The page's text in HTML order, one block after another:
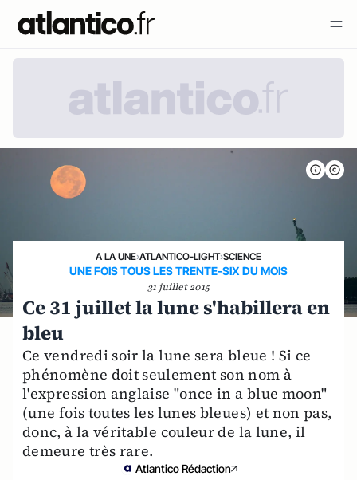
A LA UNE›ATLANTICO-LIGHT›SCIENCE
UNE FOIS TOUS LES TRENTE-SIX DU MOIS
31 juillet 2015
Ce 31 juillet la lune s'habillera en
bleu
Ce vendredi soir la lune sera bleue ! Si ce
phénomène doit seulement son nom à
l'expression anglaise "once in a blue moon"
(une fois toutes les lunes bleues) et non pas,
donc, à la véritable couleur de la lune, il
demeure très rare.
Atlantico Rédaction